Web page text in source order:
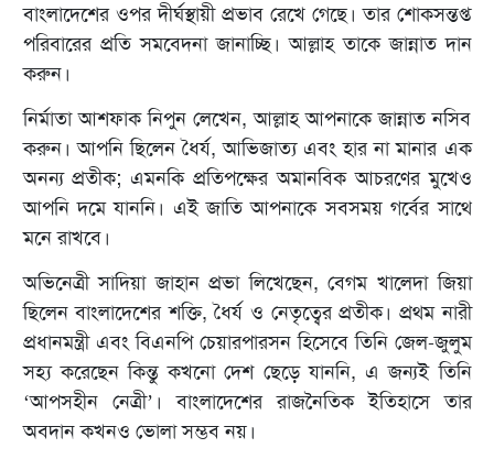
বাংলাদেশের ওপর দীর্ঘস্থায়ী প্রভাব রেখে গেছে। তার শোকসন্তপ্ত
পরিবারের প্রতি সমবেদনা জানাচ্ছি। আল্লাহ তাকে জান্নাত দান
করুন।
নির্মাতা আশফাক নিপুন লেখেন, আল্লাহ আপনাকে জান্নাত নসিব
করুন। আপনি ছিলেন ধৈর্য, আভিজাত্য এবং হার না মানার এক
অনন্য প্রতীক; এমনকি প্রতিপক্ষের অমানবিক আচরণের মুখেও
আপনি দমে যাননি। এই জাতি আপনাকে সবসময় গর্বের সাথে
মনে রাখবে।
অভিনেত্রী সাদিয়া জাহান প্রভা লিখেছেন, বেগম খালেদা জিয়া
ছিলেন বাংলাদেশের শক্তি, ধৈর্য ও নেতৃত্বের প্রতীক। প্রথম নারী
প্রধানমন্ত্রী এবং বিএনপি চেয়ারপারসন হিসেবে তিনি জেল-জুলুম
সহ্য করেছেন কিন্তু কখনো দেশ ছেড়ে যাননি, এ জন্যই তিনি
‘আপসহীন নেত্রী’। বাংলাদেশের রাজনৈতিক ইতিহাসে তার
অবদান কখনও ভোলা সম্ভব নয়।